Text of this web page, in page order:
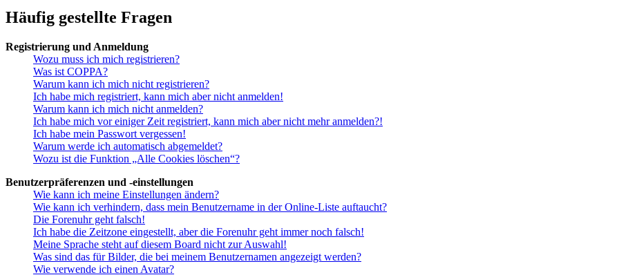
Häufig gestellte Fragen
Registrierung und Anmeldung
Wozu muss ich mich registrieren?
Was ist COPPA?
Warum kann ich mich nicht registrieren?
Ich habe mich registriert, kann mich aber nicht anmelden!
Warum kann ich mich nicht anmelden?
Ich habe mich vor einiger Zeit registriert, kann mich aber nicht mehr anmelden?!
Ich habe mein Passwort vergessen!
Warum werde ich automatisch abgemeldet?
Wozu ist die Funktion „Alle Cookies löschen“?
Benutzerpräferenzen und -einstellungen
Wie kann ich meine Einstellungen ändern?
Wie kann ich verhindern, dass mein Benutzername in der Online-Liste auftaucht?
Die Forenuhr geht falsch!
Ich habe die Zeitzone eingestellt, aber die Forenuhr geht immer noch falsch!
Meine Sprache steht auf diesem Board nicht zur Auswahl!
Was sind das für Bilder, die bei meinem Benutzernamen angezeigt werden?
Wie verwende ich einen Avatar?